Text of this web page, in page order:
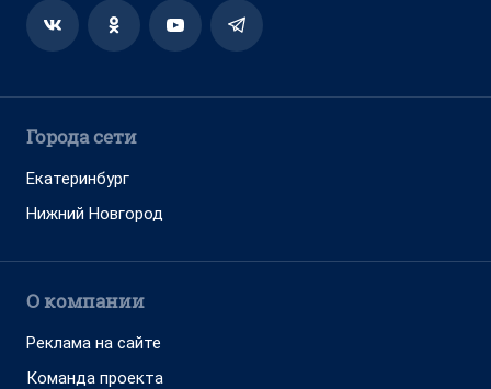
Города сети
Екатеринбург
Нижний Новгород
О компании
Реклама на сайте
Команда проекта